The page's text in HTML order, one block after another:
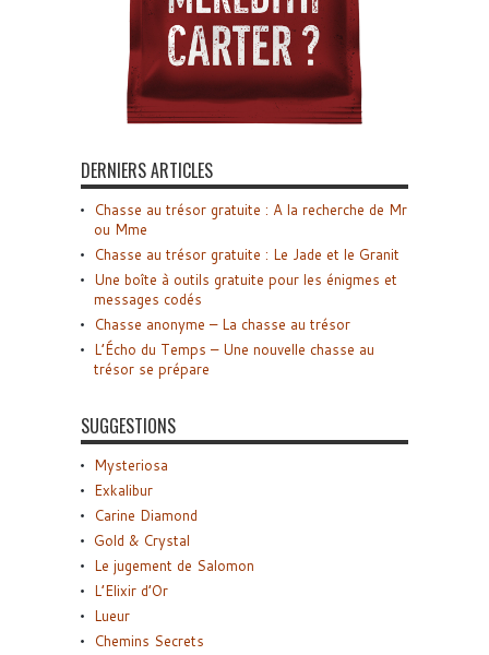
DERNIERS ARTICLES
Chasse au trésor gratuite : A la recherche de Mr
ou Mme
Chasse au trésor gratuite : Le Jade et le Granit
Une boîte à outils gratuite pour les énigmes et
messages codés
Chasse anonyme – La chasse au trésor
L’Écho du Temps – Une nouvelle chasse au
trésor se prépare
SUGGESTIONS
Mysteriosa
Exkalibur
Carine Diamond
Gold & Crystal
Le jugement de Salomon
L’Elixir d’Or
Lueur
Chemins Secrets